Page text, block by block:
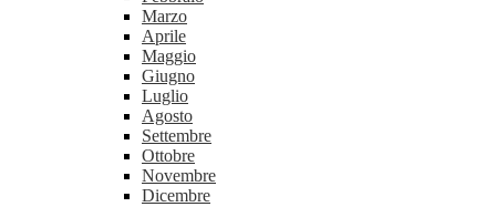
Marzo
Aprile
Maggio
Giugno
Luglio
Agosto
Settembre
Ottobre
Novembre
Dicembre